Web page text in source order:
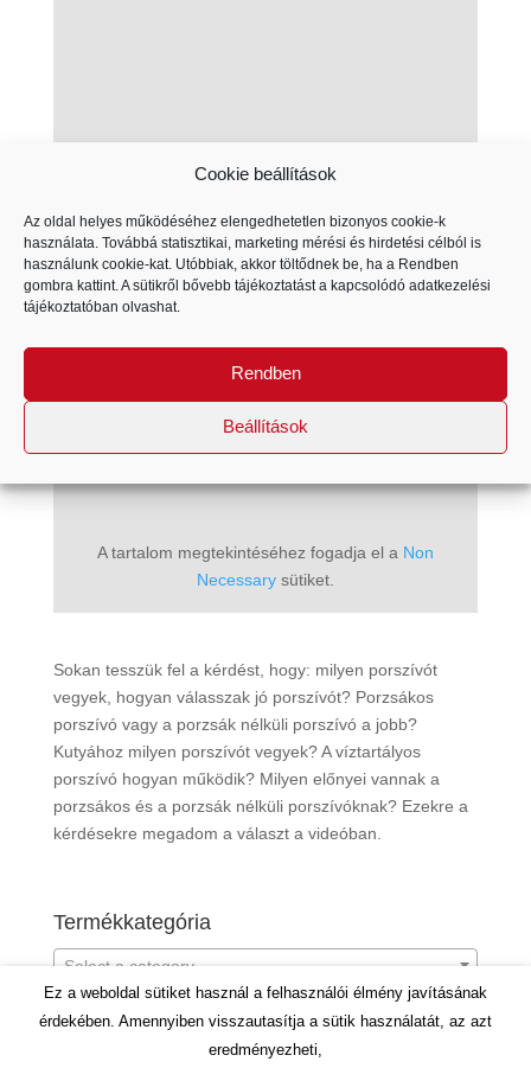
Cookie beállítások
Az oldal helyes működéséhez elengedhetetlen bizonyos cookie-k
használata. Továbbá statisztikai, marketing mérési és hirdetési célból is
használunk cookie-kat. Utóbbiak, akkor töltődnek be, ha a Rendben
gombra kattint. A sütikről bővebb tájékoztatást a kapcsolódó adatkezelési
tájékoztatóban olvashat.
Rendben
Beállítások
A tartalom megtekintéséhez fogadja el a Non
Necessarysütiket.
Sokan tesszük fel a kérdést, hogy: milyen porszívót
vegyek, hogyan válasszak jó porszívót? Porzsákos
porszívó vagy a porzsák nélküli porszívó a jobb?
Kutyához milyen porszívót vegyek? A víztartályos
porszívó hogyan működik? Milyen előnyei vannak a
porzsákos és a porzsák nélküli porszívóknak? Ezekre a
kérdésekre megadom a választ a videóban.
Termékkategória
Select a category
Ez a weboldal sütiket használ a felhasználói élmény javításának
érdekében. Amennyiben visszautasítja a sütik használatát, az azt
eredményezheti,